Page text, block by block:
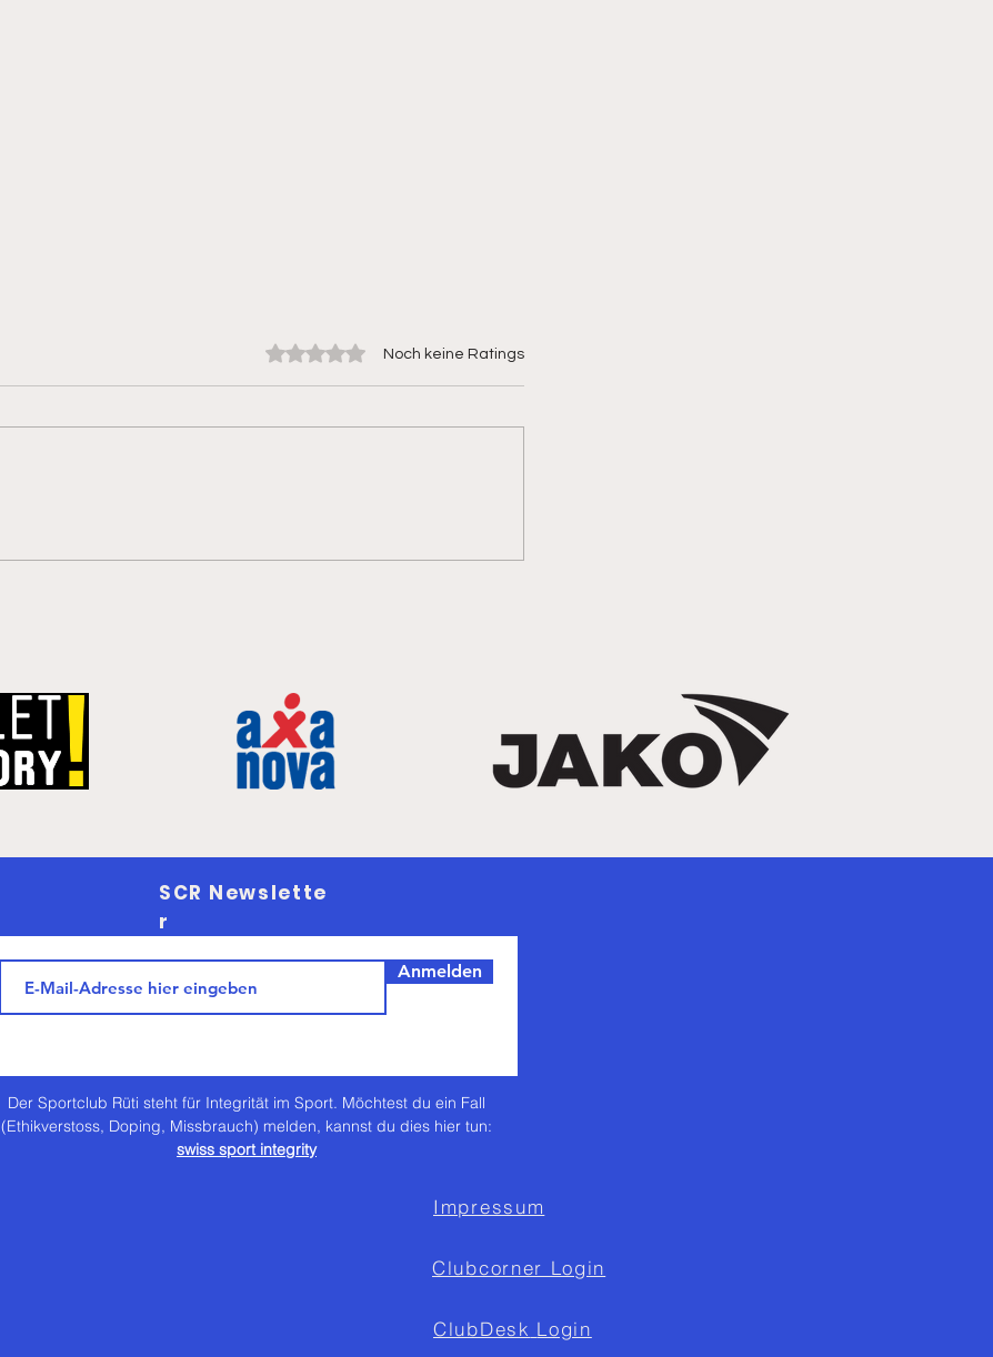
Grümpuheft ist online!
Mit 0 von 5 Sternen bewertet.
Noch keine Ratings
SCR Newslette
r
Anmelden
Der Sportclub Rüti steht für Integrität im Sport. Möchtest du ein Fall
(Ethikverstoss, Doping, Missbrauch) melden, kannst du dies hier tun:
swiss sport integrity
Impressum
Clubcorner Login
ClubDesk Login